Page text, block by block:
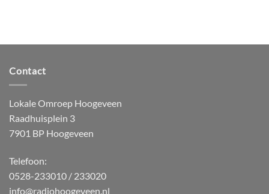
Contact
Lokale Omroep Hoogeveen
Raadhuisplein 3
7901 BP Hoogeveen
Telefoon:
0528-233010 / 233020
info@radiohoogeveen.nl